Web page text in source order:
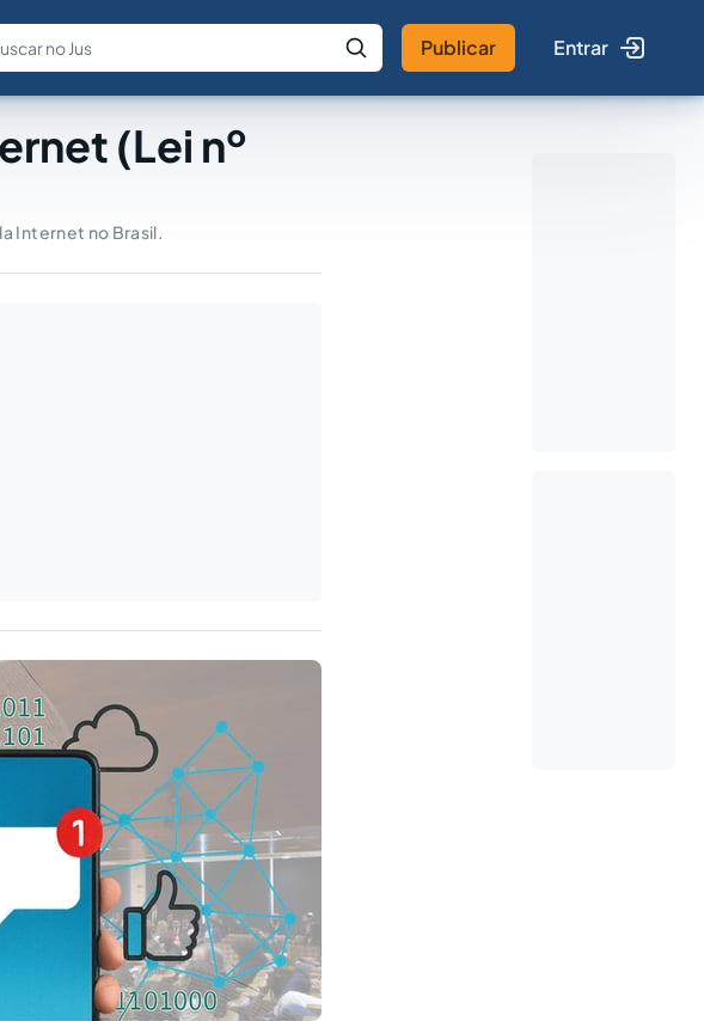
Fale com a IA Buscar no Jus
Publicar Entrar
(Lei nº
Internet no Brasil.